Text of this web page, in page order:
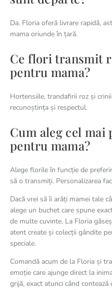
Da. Floria oferă livrare rapidă,
mama oriunde în țară.
Ce flori transmit
pentru mama?
Hortensiile, trandafirii roz și
recunoștința și respectul.
Cum aleg cel
pentru mama?
Alege florile în funcție de
să o transmiți. Personalizarea
Dacă vrei să îi arăți mamei tale
alege un buchet care spune
de multe cuvinte. La Floria
atent create și colecții gândite
speciale.
Comandă acum de la Floria și
emoție care ajunge direct la
grijă, exact atunci când